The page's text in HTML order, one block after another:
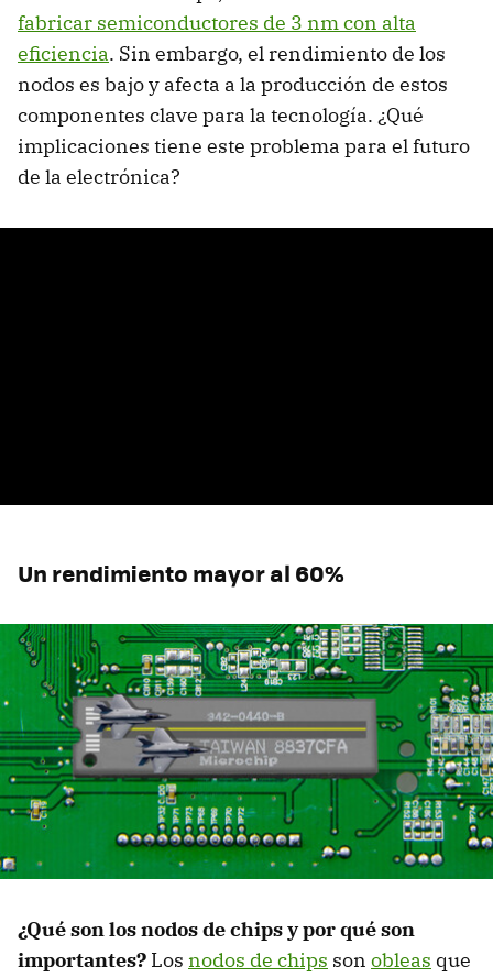
fabricar semiconductores de 3 nm con alta
eficiencia. Sin embargo, el rendimiento de los
nodos es bajo y afecta a la producción de estos
componentes clave para la tecnología. ¿Qué
implicaciones tiene este problema para el futuro
de la electrónica?
Un rendimiento mayor al 60%
¿Qué son los nodos de chips y por qué son
importantes? Los nodos de chips son obleas que